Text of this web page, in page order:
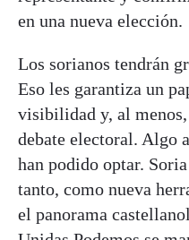
en una nueva elección.
Los sorianos tendrán
Eso les garantiza un
visibilidad y, al
debate electoral. Algo
han podido optar.
tanto, como nueva
el panorama